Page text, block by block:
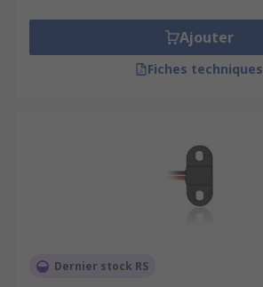
Ajouter
Fiches techniques
Dernier stock RS